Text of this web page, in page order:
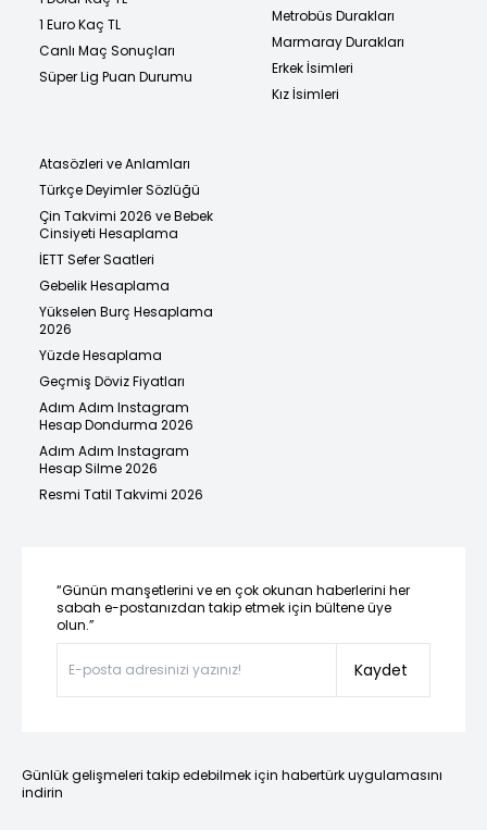
1 Euro Kaç TL
Canlı Maç Sonuçları
Süper Lig Puan Durumu
Metrobüs Durakları
Marmaray Durakları
Erkek İsimleri
Kız İsimleri
Atasözleri ve Anlamları
Türkçe Deyimler Sözlüğü
Çin Takvimi 2026 ve Bebek
Cinsiyeti Hesaplama
İETT Sefer Saatleri
Gebelik Hesaplama
Yükselen Burç Hesaplama
2026
Yüzde Hesaplama
Geçmiş Döviz Fiyatları
Adım Adım Instagram
Hesap Dondurma 2026
Adım Adım Instagram
Hesap Silme 2026
Resmi Tatil Takvimi 2026
“Günün manşetlerini ve en çok okunan haberlerini her
sabah e-postanızdan takip etmek için bültene üye
olun.”
Kaydet
Günlük gelişmeleri takip edebilmek için habertürk uygulamasını
indirin